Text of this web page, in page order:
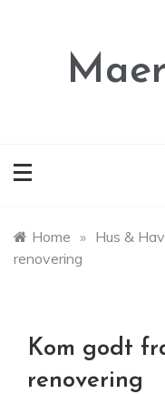
Home » Hus &
renovering
Kom godt
renovering